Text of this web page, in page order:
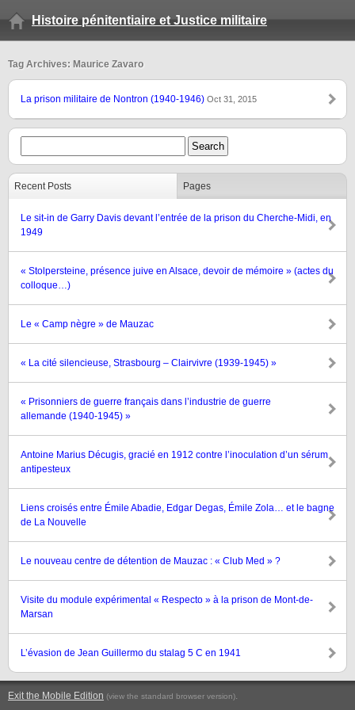
Histoire pénitentiaire et Justice militaire
Tag Archives: Maurice Zavaro
La prison militaire de Nontron (1940-1946) Oct 31, 2015
Recent Posts Pages
Le sit-in de Garry Davis devant l’entrée de la prison du Cherche-Midi, en
1949
« Stolpersteine, présence juive en Alsace, devoir de mémoire » (actes du
colloque…)
Le « Camp nègre » de Mauzac
« La cité silencieuse, Strasbourg – Clairvivre (1939-1945) »
« Prisonniers de guerre français dans l’industrie de guerre
allemande (1940-1945) »
Antoine Marius Décugis, gracié en 1912 contre l’inoculation d’un sérum
antipesteux
Liens croisés entre Émile Abadie, Edgar Degas, Émile Zola… et le bagne
de La Nouvelle
Le nouveau centre de détention de Mauzac : « Club Med » ?
Visite du module expérimental « Respecto » à la prison de Mont-de-
Marsan
L’évasion de Jean Guillermo du stalag 5 C en 1941
Exit the Mobile Edition (view the standard browser version).